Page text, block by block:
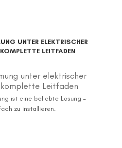
UNTER ELEKTRISCHER
LEITFADEN
unter elektrischer
komplette Leitfaden
ist eine beliebte Lösung –
zu installieren.